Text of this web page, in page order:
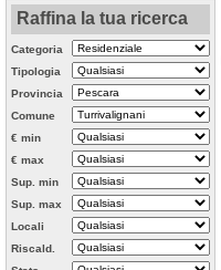
Raffina la tua ricerca
Categoria
Tipologia
Provincia
Comune
€ min
€ max
Sup. min
Sup. max
Locali
Riscald.